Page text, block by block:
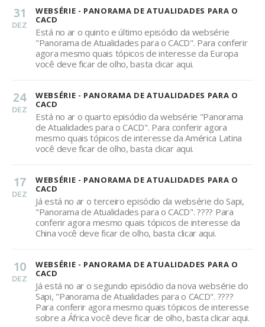
31
DEZ
WEBSÉRIE - PANORAMA DE ATUALIDADES PARA O
CACD
Está no ar o quinto e último episódio da websérie
"Panorama de Atualidades para o CACD". Para conferir
agora mesmo quais tópicos de interesse da Europa
você deve ficar de olho, basta clicar aqui.
24
DEZ
WEBSÉRIE - PANORAMA DE ATUALIDADES PARA O
CACD
Está no ar o quarto episódio da websérie "Panorama
de Atualidades para o CACD". Para conferir agora
mesmo quais tópicos de interesse da América Latina
você deve ficar de olho, basta clicar aqui.
17
DEZ
WEBSÉRIE - PANORAMA DE ATUALIDADES PARA O
CACD
Já está no ar o terceiro episódio da websérie do Sapi,
"Panorama de Atualidades para o CACD". ???? Para
conferir agora mesmo quais tópicos de interesse da
China você deve ficar de olho, basta clicar aqui.
10
DEZ
WEBSÉRIE - PANORAMA DE ATUALIDADES PARA O
CACD
Já está no ar o segundo episódio da nova websérie do
Sapi, "Panorama de Atualidades para o CACD". ????
Para conferir agora mesmo quais tópicos de interesse
sobre a África você deve ficar de olho, basta clicar aqui.